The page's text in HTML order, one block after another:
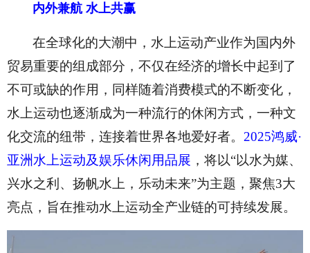
内外兼航 水上共赢
在全球化的大潮中，水上运动产业作为国内外
贸易重要的组成部分，不仅在经济的增长中起到了
不可或缺的作用，同样随着消费模式的不断变化，
水上运动也逐渐成为一种流行的休闲方式，一种文
化交流的纽带，连接着世界各地爱好者。 2025鸿威·
亚洲水上运动及娱乐休闲用品展 ，将以“以水为媒、
兴水之利、扬帆水上，乐动未来”为主题，聚焦3大
亮点，旨在推动水上运动全产业链的可持续发展。